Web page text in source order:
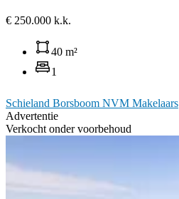
€ 250.000 k.k.
40 m²
1
Schieland Borsboom NVM Makelaars
Advertentie
Verkocht onder voorbehoud